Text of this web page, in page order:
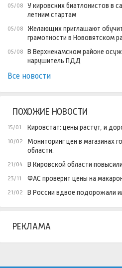
05/08
У кировских биатлонистов в
летним стартам
05/08
Желающих приглашают
грамотности в Нововятском
05/08
В Верхнекамском районе
нарушитель ПДД
Все новости
ПОХОЖИЕ НОВОСТИ
15/01 Кировстат: цены растут, и
10/02
Мониторинг цен в магазинах
области.
21/04 В Кировской области
23/11 ФАС проверит цены на
21/02 В России вдвое подорожали
РЕКЛАМА